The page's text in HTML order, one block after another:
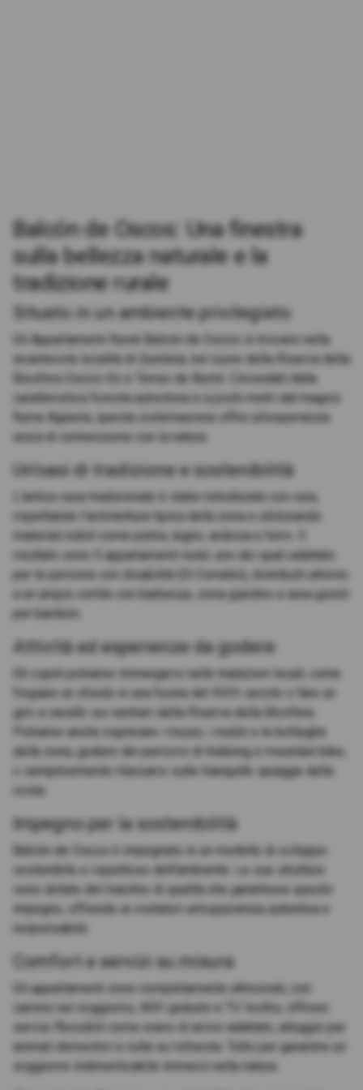
Balcón de Oscos: Una finestra
sulla bellezza naturale e la
tradizione rurale
Situato in un ambiente privilegiato
Gli Appartamenti Rurali Balcón de Oscos si trovano nella
incantevole località di Quintela, nel cuore della Riserva della
Biosfera Oscos-Eo e Terras de Burón. Circondati dalla
caratteristica foresta autoctona e a pochi metri dal magico
fiume Agüeira, questa sistemazione offre un'esperienza
unica di connessione con la natura.
Un'oasi di tradizione e sostenibilità
L'antica casa tradizionale è stata ristrutturata con cura,
rispettando l'architettura tipica della zona e utilizzando
materiali nobili come pietra, legno, ardesia e ferro. Il
risultato sono 5 appartamenti rurali, uno dei quali adattato
per le persone con disabilità (El Corralón), distribuiti attorno
a un ampio cortile con barbecue, zona giardino e area giochi
per bambini.
Attività ed esperienze da godere
Gli ospiti potranno immergersi nelle tradizioni locali, come
forgiare un chiodo in una fucina del XVIII secolo o fare un
giro a cavallo sui sentieri della Riserva della Biosfera.
Potranno anche esplorare i musei, i mulini e le botteghe
della zona, godere dei percorsi di trekking e mountain bike,
o semplicemente rilassarsi sulle tranquille spiagge della
costa.
Impegno per la sostenibilità
Balcón de Oscos è impegnato in un modello di sviluppo
sostenibile e rispettoso dell'ambiente. Le sue strutture
sono dotate del marchio di qualità che garantisce questo
impegno, offrendo ai visitatori un'esperienza autentica e
responsabile.
Comfort e servizi su misura
Gli appartamenti sono completamente attrezzati, con
camino nel soggiorno, WiFi gratuito e TV. Inoltre, offrono
servizi flessibili come orario di arrivo adattato, alloggio per
animali domestici e culla su richiesta. Tutto per garantire un
soggiorno indimenticabile immersi nella natura.